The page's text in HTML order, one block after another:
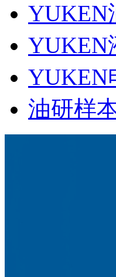
YUKEN
YUKEN
YUKEN
油研样